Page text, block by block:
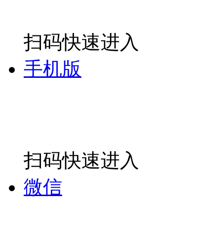
扫码快速进入
手机版
扫码快速进入
微信